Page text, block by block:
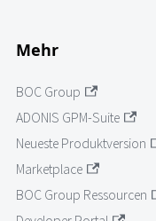
Mehr
BOC Group
ADONIS GPM-Suite
Neueste Produktversion
Marketplace
BOC Group Ressourcen